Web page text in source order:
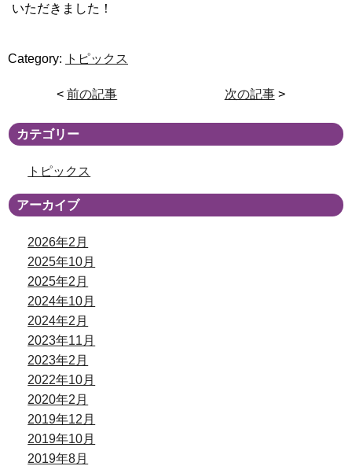
いただきました！
Category: トピックス
< 前の記事 次の記事 >
カテゴリー
トピックス
アーカイブ
2026年2月
2025年10月
2025年2月
2024年10月
2024年2月
2023年11月
2023年2月
2022年10月
2020年2月
2019年12月
2019年10月
2019年8月